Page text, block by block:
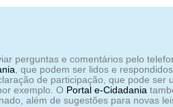
perguntas e comentários pelo
, que podem ser lidos e
de participação, que pode ser
exemplo. O Portal e‑Cidadania
além de sugestões para novas